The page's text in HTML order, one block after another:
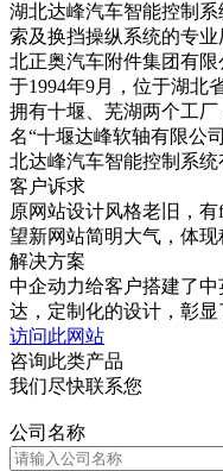
湖北达峰汽车智能控制
索及换挡操纵系统的专
北正奥汽车附件集团有
于1994年9月，位于湖北
拥有十堰、芜湖两个工厂
名“十堰达峰软轴有限公
北达峰汽车智能控制系统
客户诉求
原网站设计风格老旧，
望新网站简明大气，体现
解决方案
中企动力给客户搭建了
达，定制化的设计，彰显
访问此网站
咨询此类产品
我们尽快联系您
公司名称